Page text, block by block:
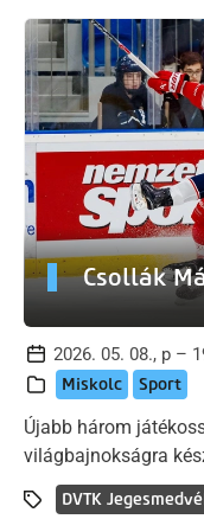
Csollák
2026. 05. 08., p –
Miskolc Sport
Újabb három
világbajnokságra
DVTK